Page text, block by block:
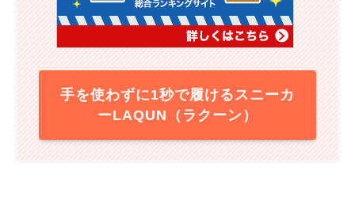
手を使わずに1秒で履けるスニーカ
ーLAQUN（ラクーン）